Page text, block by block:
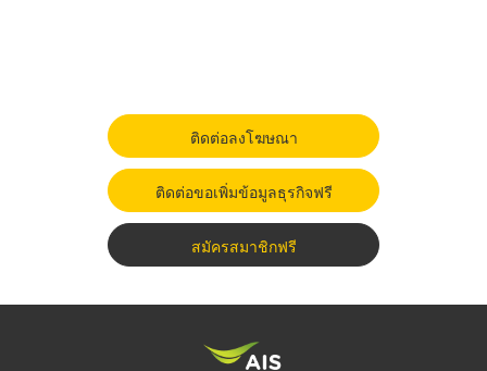
ติดต่อลงโฆษณา
ติดต่อขอเพิ่มข้อมูลธุรกิจฟรี
สมัครสมาชิกฟรี